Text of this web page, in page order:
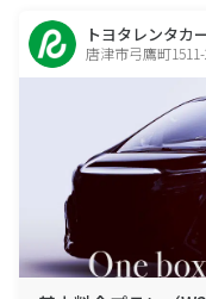
トヨタレンタカ
唐津市弓鷹町